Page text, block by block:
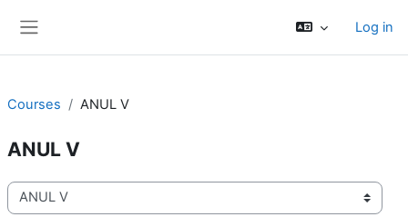
Log in
Courses ANUL V
ANUL V
Course categories